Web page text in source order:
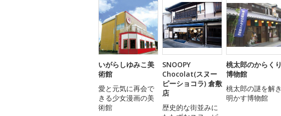
いがらしゆみこ美
術館
愛と元気に再会で
きる少女漫画の美
術館
SNOOPY
Chocolat(スヌー
ピーショコラ) 倉敷
店
歴史的な街並みに
桃太郎のからくり
博物館
桃太郎の謎を解き
明かす博物館